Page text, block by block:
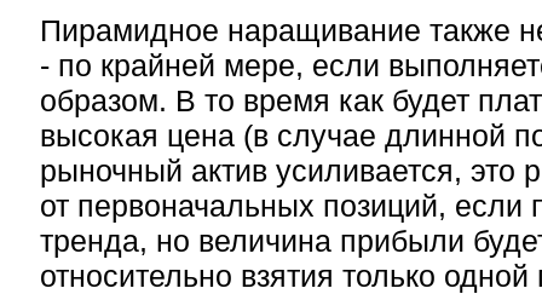
Пирамидное наращивание также
- по крайней мере, если
образом. В то время как будет
высокая цена (в случае длинной
рыночный актив усиливается, это
от первоначальных позиций, если
тренда, но величина прибыли
относительно взятия только одной